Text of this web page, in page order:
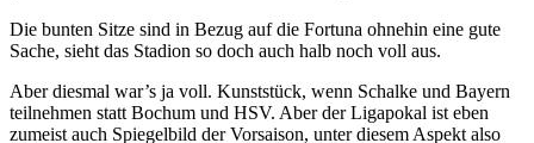
Die bunten Sitze sind in Bezug auf die Fortuna ohnehin eine gute
Sache, sieht das Stadion so doch auch halb noch voll aus.
Aber diesmal war’s ja voll. Kunststück, wenn Schalke und Bayern
teilnehmen statt Bochum und HSV. Aber der Ligapokal ist eben
zumeist auch Spiegelbild der Vorsaison, unter diesem Aspekt also